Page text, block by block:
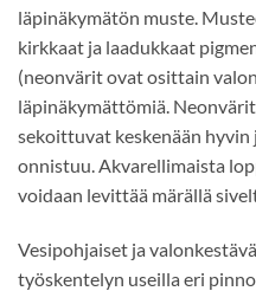
läpinäkymätön muste.
kirkkaat ja laadukkaat
(neonvärit ovat osittain
läpinäkymättömiä.
sekoittuvat keskenään hyvin
onnistuu. Akvarellimaista
voidaan levittää märällä
Vesipohjaiset ja
työskentelyn useilla eri